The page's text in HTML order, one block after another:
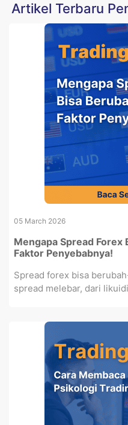
Artikel Terbaru
05 March 2026
Mengapa Spread Forex
Faktor Penyebabnya!
Spread forex bisa
spread melebar, dari